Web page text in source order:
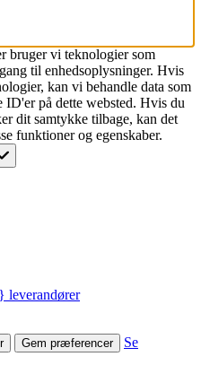
bruger vi teknologier som
til enhedsoplysninger. Hvis
kan vi behandle data som
på dette websted. Hvis du
dit samtykke tilbage, kan det
funktioner og egenskaber.
leverandører
Gem præferencer
Se